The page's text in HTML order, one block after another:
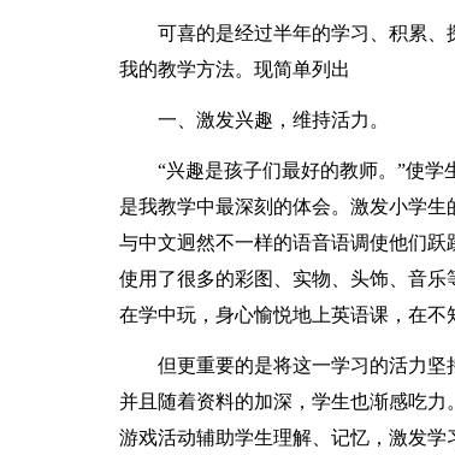
可喜的是经过半年的学习、积累
我的教学方法。现简单列出
一、激发兴趣，维持活力。
“兴趣是孩子们最好的教师。”使
是我教学中最深刻的体会。激发小学
与中文迥然不一样的语音语调使他们
使用了很多的彩图、实物、头饰、音乐
在学中玩，身心愉悦地上英语课，在不
但更重要的是将这一学习的活力坚
并且随着资料的加深，学生也渐感吃
游戏活动辅助学生理解、记忆，激发